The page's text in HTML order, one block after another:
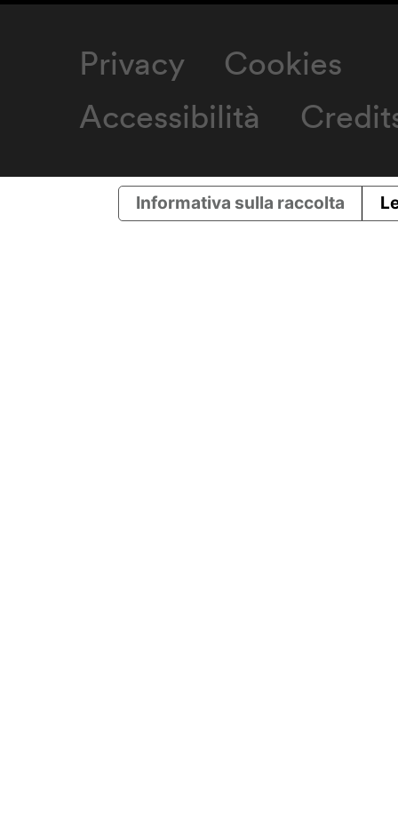
Privacy
Cookies
Accessibilità
Informativa sulla raccolta